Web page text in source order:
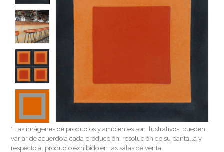
* Las imágenes de productos y ambientes son ilustrativos, pueden
variar de acuerdo a cada producción, resolución de su pantalla y
respecto al producto exhibido en las salas de venta.